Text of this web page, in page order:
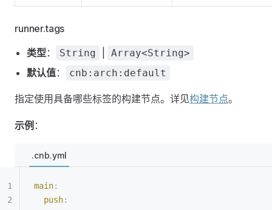
runner.tags
类型： String Array<String>
默认值： cnb:arch:default
指定使用具备哪些标签的构建节点。详见构建节点。
示例 ：
.cnb.yml
main:
  push
: